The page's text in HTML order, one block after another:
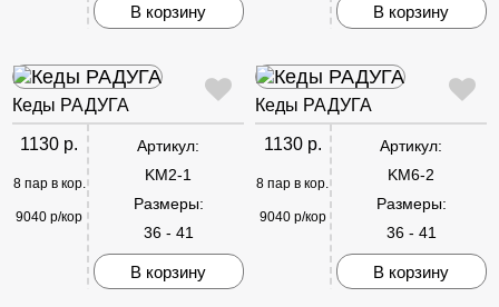
В корзину В корзину
Кеды РАДУГА
1130 р.
8 пар в кор.
9040 р/кор
Артикул:
KM2-1
Размеры:
36 - 41
В корзину
Кеды РАДУГА
1130 р.
8 пар в кор.
9040 р/кор
Артикул:
KM6-2
Размеры:
36 - 41
В корзину